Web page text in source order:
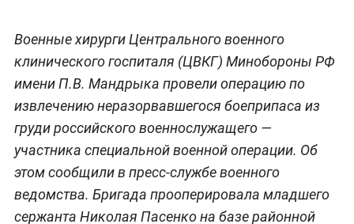
Военные хирурги Центрального военного
клинического госпиталя (ЦВКГ) Минобороны РФ
имени П.В. Мандрыка провели операцию по
извлечению неразорвавшегося боеприпаса из
груди российского военнослужащего —
участника специальной военной операции. Об
этом сообщили в пресс-службе военного
ведомства. Бригада прооперировала младшего
сержанта Николая Пасенко на базе районной